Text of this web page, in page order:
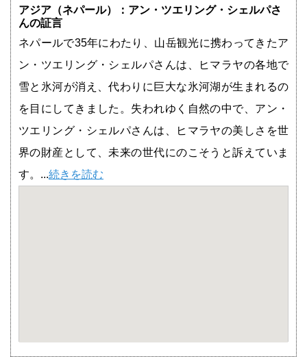
アジア（ネパール）：アン・ツエリング・シェルパさ
んの証言
ネパールで35年にわたり、山岳観光に携わってきたア
ン・ツエリング・シェルパさんは、ヒマラヤの各地で
雪と氷河が消え、代わりに巨大な氷河湖が生まれるの
を目にしてきました。失われゆく自然の中で、アン・
ツエリング・シェルパさんは、ヒマラヤの美しさを世
界の財産として、未来の世代にのこそうと訴えていま
す。...続きを読む